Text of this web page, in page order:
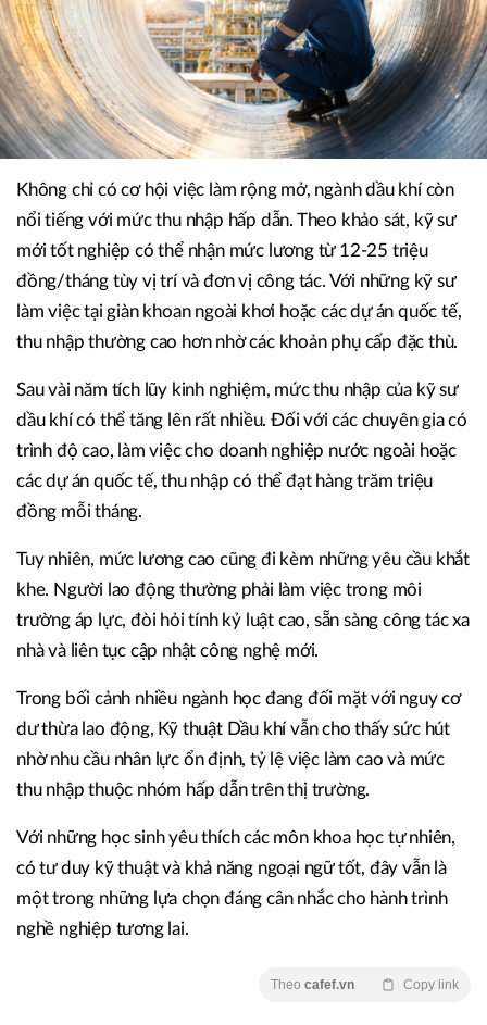
Không chỉ có cơ hội việc làm rộng mở, ngành dầu khí còn
nổi tiếng với mức thu nhập hấp dẫn. Theo khảo sát, kỹ sư
mới tốt nghiệp có thể nhận mức lương từ 12-25 triệu
đồng/tháng tùy vị trí và đơn vị công tác. Với những kỹ sư
làm việc tại giàn khoan ngoài khơi hoặc các dự án quốc tế,
thu nhập thường cao hơn nhờ các khoản phụ cấp đặc thù.
Sau vài năm tích lũy kinh nghiệm, mức thu nhập của kỹ sư
dầu khí có thể tăng lên rất nhiều. Đối với các chuyên gia có
trình độ cao, làm việc cho doanh nghiệp nước ngoài hoặc
các dự án quốc tế, thu nhập có thể đạt hàng trăm triệu
đồng mỗi tháng.
Tuy nhiên, mức lương cao cũng đi kèm những yêu cầu khắt
khe. Người lao động thường phải làm việc trong môi
trường áp lực, đòi hỏi tính kỷ luật cao, sẵn sàng công tác xa
nhà và liên tục cập nhật công nghệ mới.
Trong bối cảnh nhiều ngành học đang đối mặt với nguy cơ
dư thừa lao động, Kỹ thuật Dầu khí vẫn cho thấy sức hút
nhờ nhu cầu nhân lực ổn định, tỷ lệ việc làm cao và mức
thu nhập thuộc nhóm hấp dẫn trên thị trường.
Với những học sinh yêu thích các môn khoa học tự nhiên,
có tư duy kỹ thuật và khả năng ngoại ngữ tốt, đây vẫn là
một trong những lựa chọn đáng cân nhắc cho hành trình
nghề nghiệp tương lai.
Theo cafef.vn Copy link